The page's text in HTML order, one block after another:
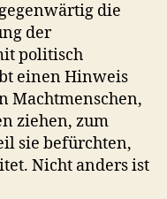
die
der
politisch
einen Hinweis
Machtmenschen,
ziehen, zum
sie befürchten,
Nicht anders ist